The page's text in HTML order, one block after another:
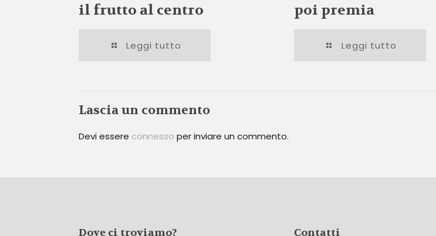
il frutto al centro
Leggi tutto
poi premia
Leggi tutto
Lascia un commento
Devi essere connesso per inviare un commento.
Dove ci troviamo? Contatti